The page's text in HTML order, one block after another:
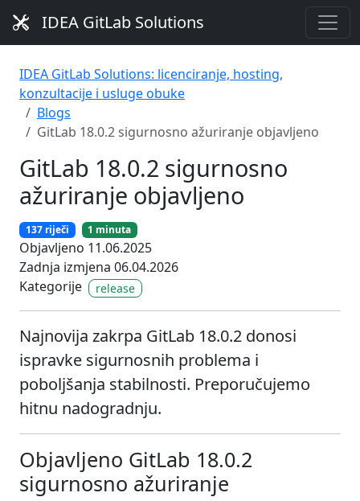
IDEA GitLab Solutions
IDEA GitLab Solutions: licenciranje, hosting,
konzultacije i usluge obuke
Blogs
GitLab 18.0.2 sigurnosno ažuriranje objavljeno
GitLab 18.0.2 sigurnosno
ažuriranje objavljeno
137 riječi 1 minuta
Objavljeno 11.06.2025
Zadnja izmjena 06.04.2026
Kategorije
release
Najnovija zakrpa GitLab 18.0.2 donosi
ispravke sigurnosnih problema i
poboljšanja stabilnosti. Preporučujemo
hitnu nadogradnju.
Objavljeno GitLab 18.0.2
sigurnosno ažuriranje